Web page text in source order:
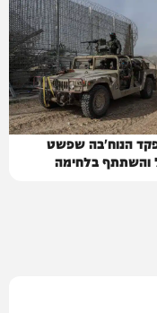
הנוח'בה שפשט
והשתתף בלחימה